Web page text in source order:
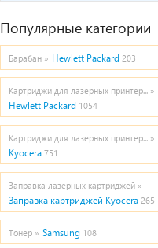
Популярные категории
Барабан » Hewlett Packard 203
Картриджи для лазерных принтер... »
Hewlett Packard 1054
Картриджи для лазерных принтер... »
Kyocera 751
Заправка лазерных картриджей »
Заправка картриджей Kyocera 265
Тонер » Samsung 108